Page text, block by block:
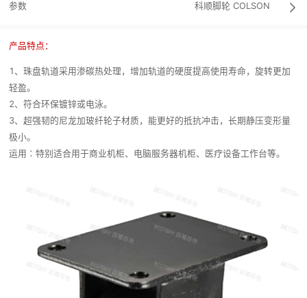
参数 科顺脚轮 COLSON 
产品特点：
1、珠盘轨道采用渗碳热处理，增加轨道的硬度提高使用寿命，旋转更加
轻盈。
2、符合环保镀锌或电泳。
3、超强韧的尼龙加玻纤轮子材质，能更好的抵抗冲击，长期静压变形量
极小。
运用∶特别适合用于商业机柜、电脑服务器机柜、医疗设备工作台等。